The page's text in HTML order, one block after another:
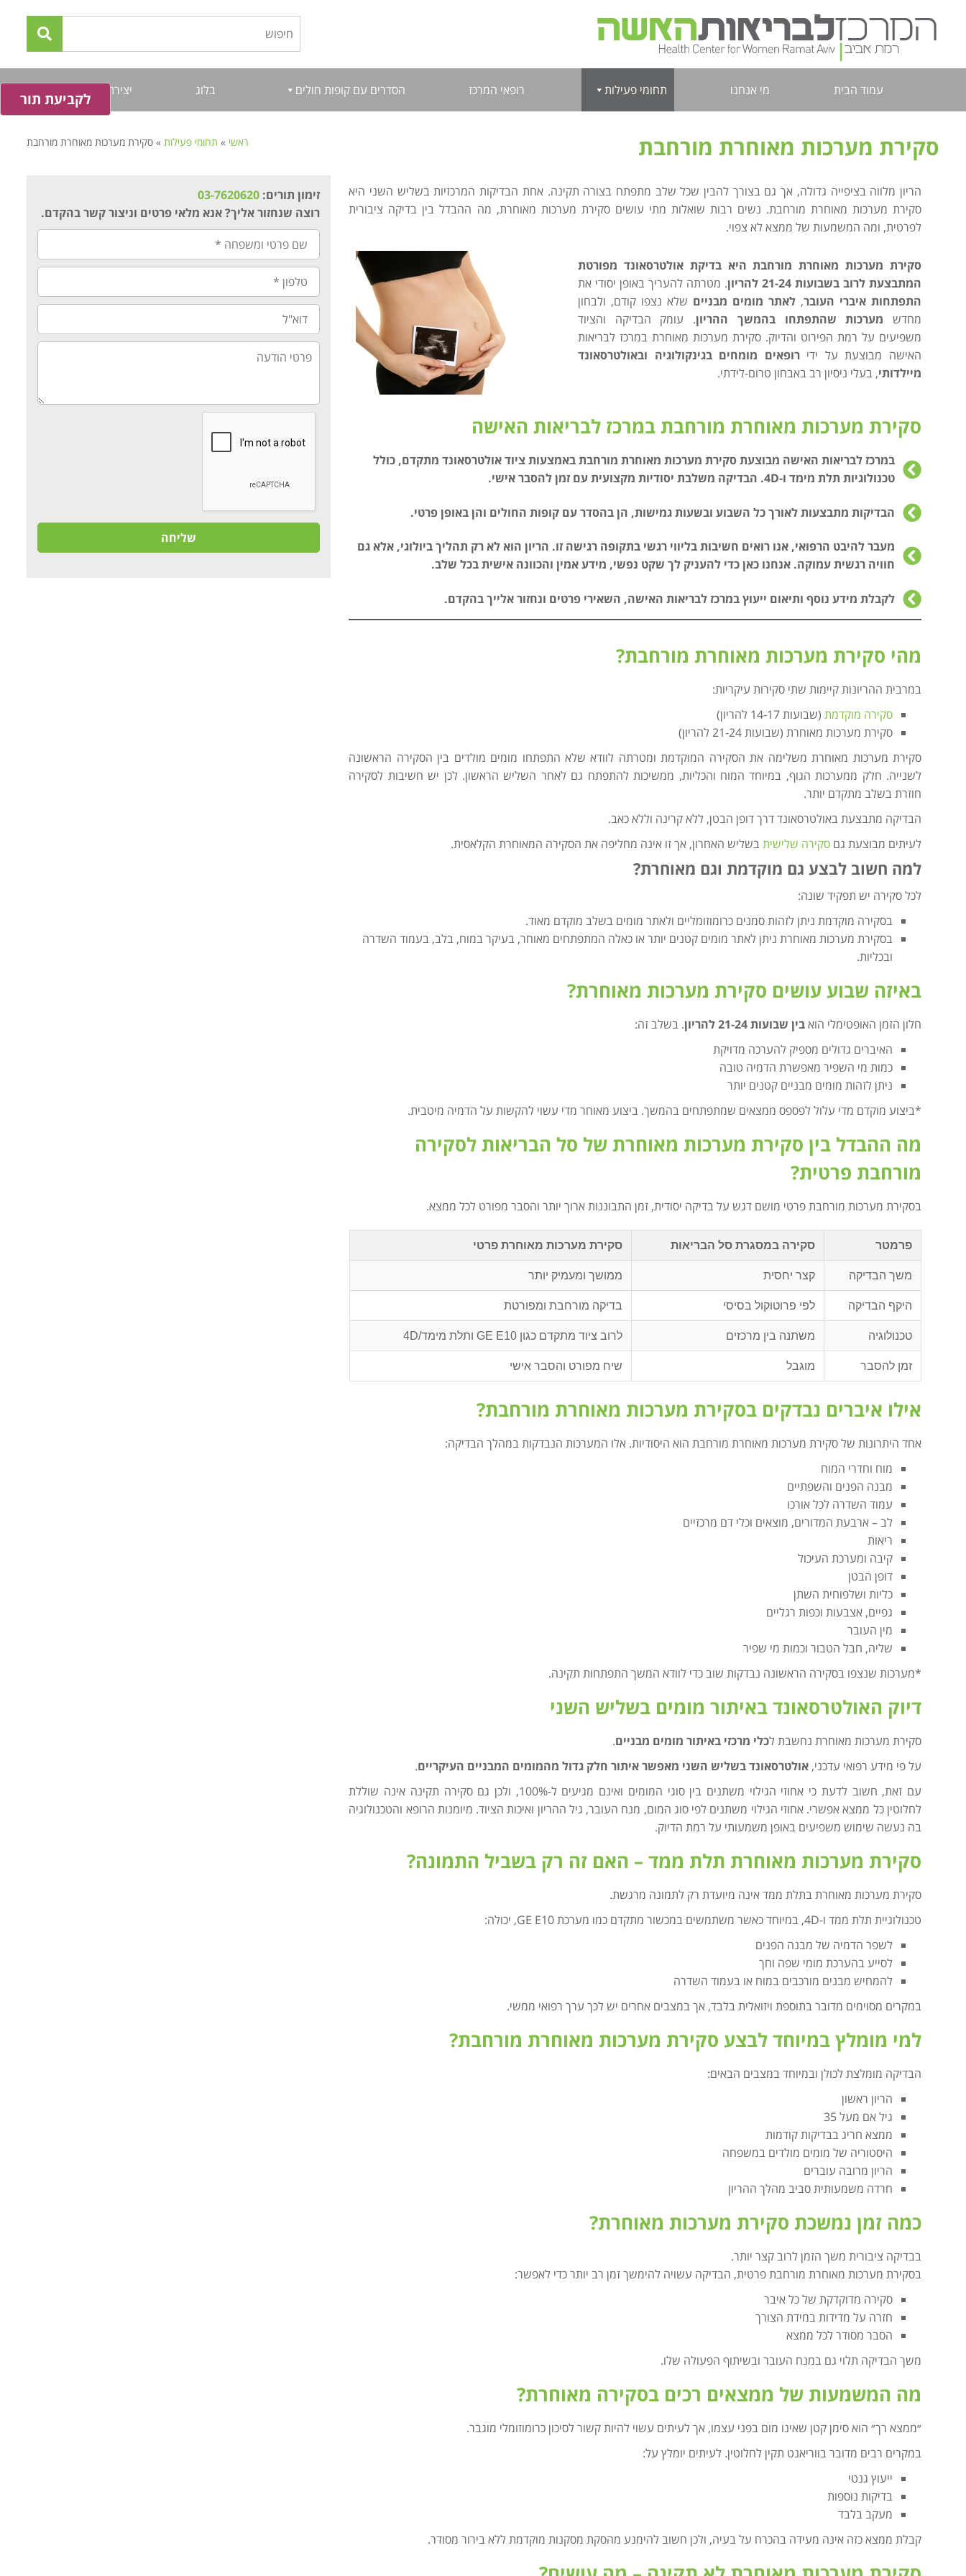
עמוד הבית מי אנחנו תחומי פעילות רופאי המרכז הסדרים עם קופות חולים בלוג יצירת קשרלקביעת תור
ראשי » תחומי פעילות » סקירת מערכות מאוחרת מורחבת סקירת מערכות מאוחרת מורחבת
הריון מלווה בציפייה גדולה, אך גם בצורך להבין שכל שלב מתפתח בצורה תקינה. אחת הבדיקות המרכזיות בשליש השני היא
סקירת מערכות מאוחרת מורחבת. נשים רבות שואלות מתי עושים סקירת מערכות מאוחרת, מה ההבדל בין בדיקה ציבורית
לפרטית, ומה המשמעות של ממצא לא צפוי.
סקירת מערכות מאוחרת מורחבת היא בדיקת אולטרסאונד מפורטת
המתבצעת לרוב בשבועות 21-24 להריון
. מטרתה להעריך באופן יסודי את
התפתחות איברי העובר, לאתר מומים מבניים שלא נצפו קודם, ולבחון
מחדש מערכות שהתפתחו בהמשך ההריון. עומק הבדיקה והציוד
משפיעים על רמת הפירוט והדיוק. סקירת מערכות מאוחרת במרכז לבריאות
האישה מבוצעת על ידירופאים מומחים בגינקולוגיה ובאולטרסאונד
מיילדותי, בעלי ניסיון רב באבחון טרום-לידתי.
סקירת מערכות מאוחרת מורחבת במרכז לבריאות האישה
במרכז לבריאות האישה מבוצעת סקירת מערכות מאוחרת מורחבת באמצעות ציוד אולטרסאונד מתקדם, כולל
טכנולוגיות תלת מימד ו-4D. הבדיקה משלבת יסודיות מקצועית עם זמן להסבר אישי.
הבדיקות מתבצעות לאורך כל השבוע ובשעות גמישות, הן בהסדר עם קופות החולים והן באופן פרטי.
מעבר להיבט הרפואי, אנו רואים חשיבות בליווי רגשי בתקופה רגישה זו. הריון הוא לא רק תהליך ביולוגי, אלא גם
חוויה רגשית עמוקה. אנחנו כאן כדי להעניק לך שקט נפשי, מידע אמין והכוונה אישית בכל שלב.
לקבלת מידע נוסף ותיאום ייעוץ במרכז לבריאות האישה, השאירי פרטים ונחזור אלייך בהקדם.
מהי סקירת מערכות מאוחרת מורחבת?
במרבית ההריונות קיימות שתי סקירות עיקריות:
סקירה מוקדמת (שבועות 14-17 להריון)
סקירת מערכות מאוחרת (שבועות 21-24 להריון)
סקירת מערכות מאוחרת משלימה את הסקירה המוקדמת ומטרתה לוודא שלא התפתחו מומים מולדים בין הסקירה הראשונה
לשנייה. חלק ממערכות הגוף, במיוחד המוח והכליות, ממשיכות להתפתח גם לאחר השליש הראשון. לכן יש חשיבות לסקירה
חוזרת בשלב מתקדם יותר.
הבדיקה מתבצעת באולטרסאונד דרך דופן הבטן, ללא קרינה וללא כאב.
לעיתים מבוצעת גם סקירה שלישיתבשליש האחרון, אך זו אינה מחליפה את הסקירה המאוחרת הקלאסית.
למה חשוב לבצע גם מוקדמת וגם מאוחרת?
לכל סקירה יש תפקיד שונה:
בסקירה מוקדמת ניתן לזהות סמנים כרומוזומליים ולאתר מומים בשלב מוקדם מאוד.
בסקירת מערכות מאוחרת ניתן לאתר מומים קטנים יותר או כאלה המתפתחים מאוחר, בעיקר במוח, בלב, בעמוד השדרה
ובכליות.
באיזה שבוע עושים סקירת מערכות מאוחרת?
חלון הזמן האופטימלי הואבין שבועות 21-24 להריון
. בשלב זה:
האיברים גדולים מספיק להערכה מדויקת
כמות מי השפיר מאפשרת הדמיה טובה
ניתן לזהות מומים מבניים קטנים יותר
*ביצוע מוקדם מדי עלול לפספס ממצאים שמתפתחים בהמשך. ביצוע מאוחר מדי עשוי להקשות על הדמיה מיטבית.
מה ההבדל בין סקירת מערכות מאוחרת של סל הבריאות לסקירה
מורחבת פרטית?
בסקירת מערכות מורחבת פרטי מושם דגש על בדיקה יסודית, זמן התבוננות ארוך יותר והסבר מפורט לכל ממצא.
פרמטר סקירה במסגרת סל הבריאות סקירת מערכות מאוחרת פרטי
משך הבדיקה קצר יחסית ממושך ומעמיק יותר
היקף הבדיקה לפי פרוטוקול בסיסי בדיקה מורחבת ומפורטת
טכנולוגיה משתנה בין מרכזים לרוב ציוד מתקדם כגון GE E10 ותלת מימד/4D
זמן להסבר מוגבל שיח מפורט והסבר אישי
אילו איברים נבדקים בסקירת מערכות מאוחרת מורחבת?
אחד היתרונות של סקירת מערכות מאוחרת מורחבת הוא היסודיות. אלו המערכות הנבדקות במהלך הבדיקה:
מוח וחדרי המוח
מבנה הפנים והשפתיים
עמוד השדרה לכל אורכו
לב – ארבעת המדורים, מוצאים וכלי דם מרכזיים
ריאות
קיבה ומערכת העיכול
דופן הבטן
כליות ושלפוחית השתן
גפיים, אצבעות וכפות רגליים
מין העובר
שליה, חבל הטבור וכמות מי שפיר
*מערכות שנצפו בסקירה הראשונה נבדקות שוב כדי לוודא המשך התפתחות תקינה.
דיוק האולטרסאונד באיתור מומים בשליש השני
סקירת מערכות מאוחרת נחשבת לכלי מרכזי באיתור מומים מבניים.
על פי מידע רפואי עדכני, אולטרסאונד בשליש השני מאפשר איתור חלק גדול מהמומים המבניים העיקריים.
עם זאת, חשוב לדעת כי אחוזי הגילוי משתנים בין סוגי המומים ואינם מגיעים ל-100%, ולכן גם סקירה תקינה אינה שוללת
לחלוטין כל ממצא אפשרי. אחוזי הגילוי משתנים לפי סוג המום, מנח העובר, גיל ההריון ואיכות הציוד. מיומנות הרופא והטכנולוגיה
בה נעשה שימוש משפיעים באופן משמעותי על רמת הדיוק.
סקירת מערכות מאוחרת תלת ממד – האם זה רק בשביל התמונה?
סקירת מערכות מאוחרת בתלת ממד אינה מיועדת רק לתמונה מרגשת.
טכנולוגיית תלת ממד ו-4D, במיוחד כאשר משתמשים במכשור מתקדם כמו מערכת GE E10, יכולה:
לשפר הדמיה של מבנה הפנים
לסייע בהערכת מומי שפה וחך
להמחיש מבנים מורכבים במוח או בעמוד השדרה
במקרים מסוימים מדובר בתוספת ויזואלית בלבד, אך במצבים אחרים יש לכך ערך רפואי ממשי.
למי מומלץ במיוחד לבצע סקירת מערכות מאוחרת מורחבת?
הבדיקה מומלצת לכולן ובמיוחד במצבים הבאים:
הריון ראשון
גיל אם מעל 35
ממצא חריג בבדיקות קודמות
היסטוריה של מומים מולדים במשפחה
הריון מרובה עוברים
חרדה משמעותית סביב מהלך ההריון
כמה זמן נמשכת סקירת מערכות מאוחרת?
בבדיקה ציבורית משך הזמן לרוב קצר יותר.
בסקירת מערכות מאוחרת מורחבת פרטית, הבדיקה עשויה להימשך זמן רב יותר כדי לאפשר:
סקירה מדוקדקת של כל איבר
חזרה על מדידות במידת הצורך
הסבר מסודר לכל ממצא
משך הבדיקה תלוי גם במנח העובר ובשיתוף הפעולה שלו.
מה המשמעות של ממצאים רכים בסקירה מאוחרת?
״ממצא רך״ הוא סימן קטן שאינו מום בפני עצמו, אך לעיתים עשוי להיות קשור לסיכון כרומוזומלי מוגבר.
במקרים רבים מדובר בווריאנט תקין לחלוטין. לעיתים יומלץ על:
ייעוץ גנטי
בדיקות נוספות
מעקב בלבד
קבלת ממצא כזה אינה מעידה בהכרח על בעיה, ולכן חשוב להימנע מהסקת מסקנות מוקדמת ללא בירור מסודר.
זימון תורים: 03-7620620
רוצה שנחזור אליך? אנא מלאי פרטים וניצור קשר בהקדם.
שם
פרטי
ומשפחה
*
טלפון
דוא"ל
פרטי
הודעה
שליחה